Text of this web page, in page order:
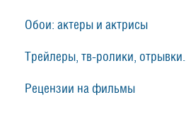
Обои: актеры и актрисы
Трейлеры, тв-ролики, отрывки...
Рецензии на фильмы